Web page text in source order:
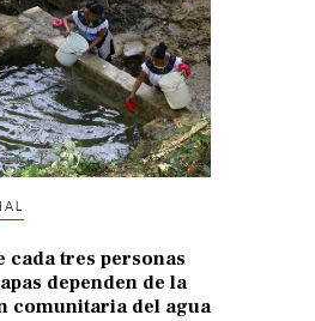
cada tres personas
dependen de la
comunitaria del agua